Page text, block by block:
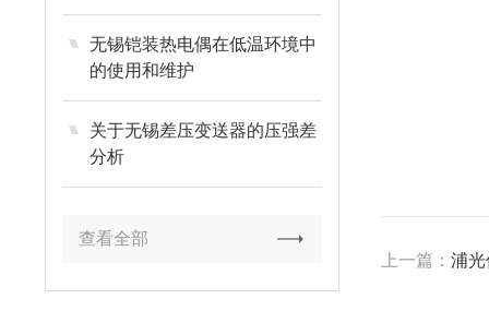
度剖析
无锡铠装热电偶在低温环境中
的使用和维护
关于无锡差压变送器的压强差
分析
查看全部
上一篇：浦